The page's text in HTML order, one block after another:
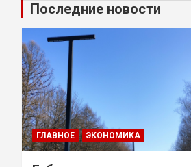
Последние новости
ГЛАВНОЕ ЭКОНОМИКА